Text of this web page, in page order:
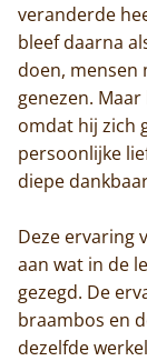
veranderde
bleef daarna
doen, mensen
genezen.
omdat hij zich
persoonlijke
diepe
Deze ervaring
aan wat in de
gezegd. De
braambos en
dezelfde